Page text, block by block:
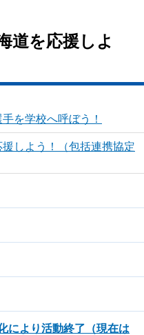
道を応援しよ
を学校へ呼ぼう！
しよう！（包括連携協定
より活動終了（現在は